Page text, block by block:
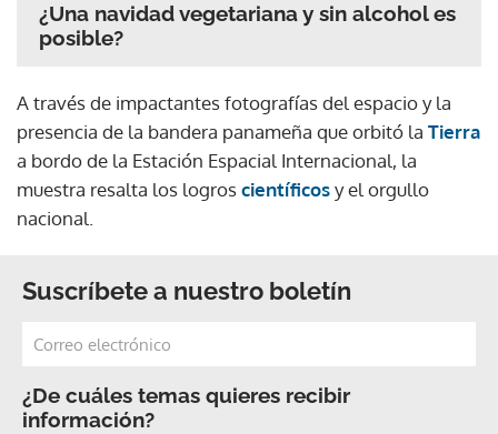
¿Una navidad vegetariana y sin alcohol es
posible?
A través de impactantes fotografías del espacio y la
presencia de la bandera panameña que orbitó la Tierra
a bordo de la Estación Espacial Internacional, la
muestra resalta los logroscientíficosy el orgullo
nacional.
Suscríbete a nuestro boletín
¿De cuáles temas quieres recibir
información?